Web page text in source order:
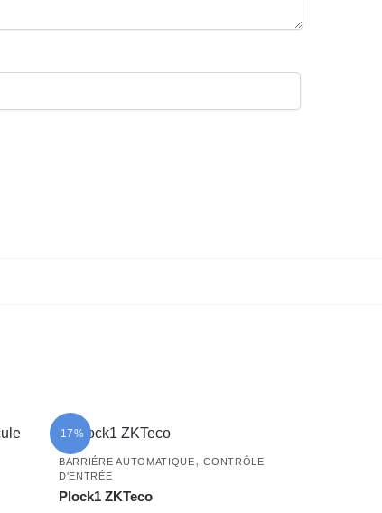
-17%
BARRIÉRE AUTOMATIQUE,CONTRÔLE
D'ENTRÉE
Plock1 ZKTeco